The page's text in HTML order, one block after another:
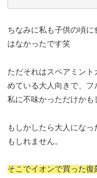
ちなみに私も子供の頃に
はなかったです笑
ただそれはスペアミン
めている大人向きで、
私に不味かっただけかも
もしかしたら大人にな
もしれません。
そこでイオンで買った